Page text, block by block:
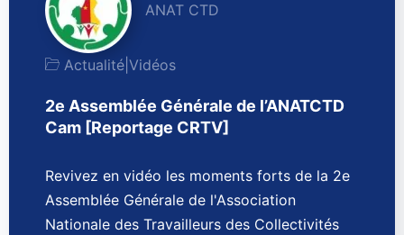
ANAT CTD
Actualité Vidéos
2e Assemblée Générale de l’ANATCTD
Cam [Reportage CRTV]
Revivez en vidéo les moments forts de la 2e
Assemblée Générale de l'Association
Nationale des Travailleurs des Collectivités